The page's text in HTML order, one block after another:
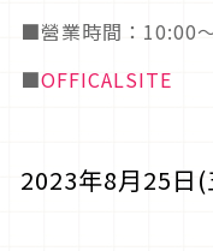
■營業時間：10:00
■OFFICALSITE
2023年8月25日